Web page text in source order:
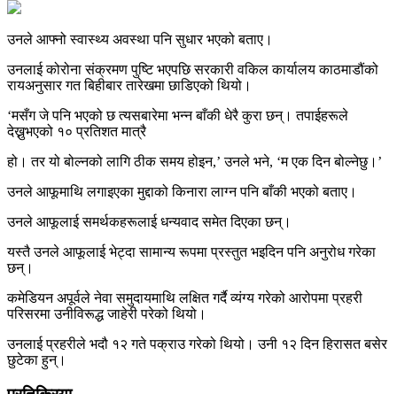
उनले आफ्नो स्वास्थ्य अवस्था पनि सुधार भएको बताए।
उनलाई कोरोना संक्रमण पुष्टि भएपछि सरकारी वकिल कार्यालय काठमाडौंको
रायअनुसार गत बिहीबार तारेखमा छाडिएको थियो।
‘मसँग जे पनि भएको छ त्यसबारेमा भन्न बाँकी धेरै कुरा छन्। तपाईहरूले
देख्नुभएको १० प्रतिशत मात्रै
हो। तर यो बोल्नको लागि ठीक समय होइन,’ उनले भने, ‘म एक दिन बोल्नेछु।’
उनले आफूमाथि लगाइएका मुद्दाको किनारा लाग्न पनि बाँकी भएको बताए।
उनले आफूलाई समर्थकहरूलाई धन्यवाद समेत दिएका छन्।
यस्तै उनले आफूलाई भेट्दा सामान्‍य रूपमा प्रस्तुत भइदिन पनि अनुरोध गरेका
छन्।
कमेडियन अपूर्वले नेवा समुदायमाथि लक्षित गर्दै व्यंग्य गरेको आरोपमा प्रहरी
परिसरमा उनीविरूद्ध जाहेरी परेको थियो।
उनलाई प्रहरीले भदौ १२ गते पक्राउ गरेको थियो। उनी १२ दिन हिरासत बसेर
छुटेका हुन्।